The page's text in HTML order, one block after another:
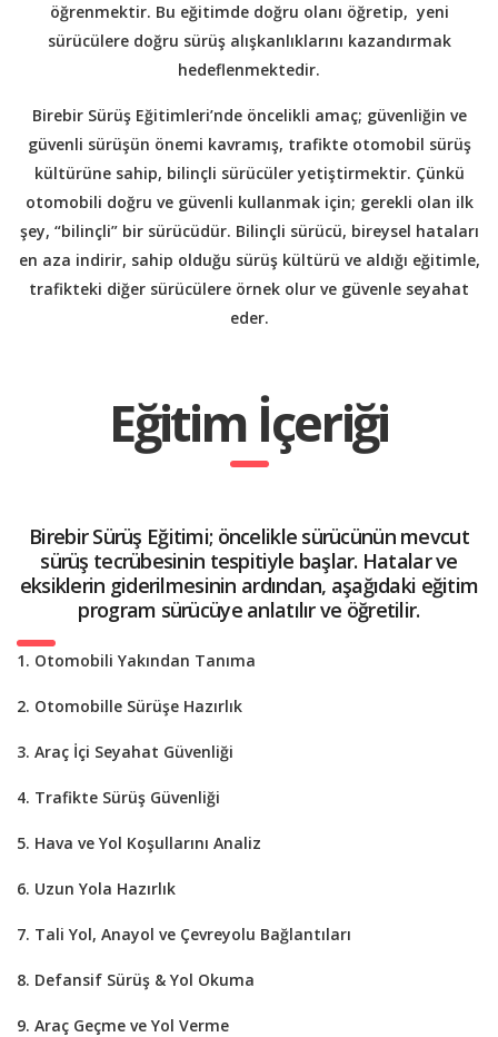
öğrenmektir. Bu eğitimde doğru olanı öğretip, yeni
sürücülere doğru sürüş alışkanlıklarını kazandırmak
hedeflenmektedir.
Birebir Sürüş Eğitimleri’nde öncelikli amaç; güvenliğin ve
güvenli sürüşün önemi kavramış, trafikte otomobil sürüş
kültürüne sahip, bilinçli sürücüler yetiştirmektir. Çünkü
otomobili doğru ve güvenli kullanmak için; gerekli olan ilk
şey, “bilinçli” bir sürücüdür. Bilinçli sürücü, bireysel hataları
en aza indirir, sahip olduğu sürüş kültürü ve aldığı eğitimle,
trafikteki diğer sürücülere örnek olur ve güvenle seyahat
eder.
Eğitim İçeriği
Birebir Sürüş Eğitimi; öncelikle sürücünün mevcut
sürüş tecrübesinin tespitiyle başlar. Hatalar ve
eksiklerin giderilmesinin ardından, aşağıdaki eğitim
program sürücüye anlatılır ve öğretilir.
1. Otomobili Yakından Tanıma
2. Otomobille Sürüşe Hazırlık
3. Araç İçi Seyahat Güvenliği
4. Trafikte Sürüş Güvenliği
5. Hava ve Yol Koşullarını Analiz
6. Uzun Yola Hazırlık
7. Tali Yol, Anayol ve Çevreyolu Bağlantıları
8. Defansif Sürüş & Yol Okuma
9. Araç Geçme ve Yol Verme